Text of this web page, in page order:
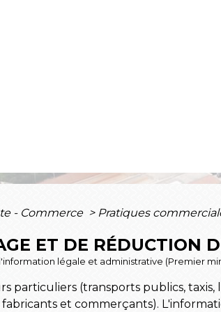
- Commerce > Pratiques
ET DE RÉDUCTION
légale et administrative (Premier
particuliers (transports publics,
et commerçants).